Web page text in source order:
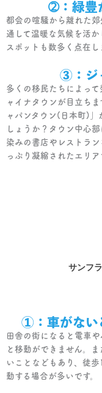
➁：緑豊
都会の喧騒から離れた
通して温暖な気候を活
スポットも数多く点在し
③：ジ
多くの移民たちによっ
ャイナタウンが目立ち
ャパンタウン(日本町)
しょうか？タウン中心
染みの書店やレストラ
っぷり凝縮されたエリア
サンフ
①：車がない
田舎の街になると電車
と移動ができません。
いことなどもあり、徒
動する場合が多いです。